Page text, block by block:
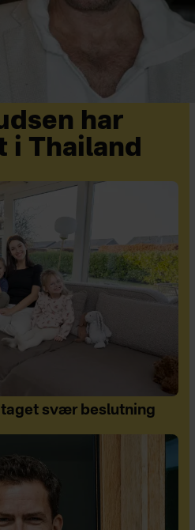
har
i Thailand
svær beslutning